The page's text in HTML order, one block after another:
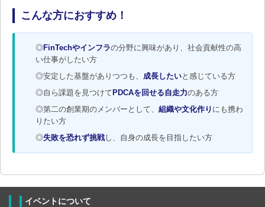
こんな方におすすめ！
◎FinTechやインフラの分野に興味があり、社会貢献性の高
い仕事がしたい方
◎安定した基盤がありつつも、 成長したいと感じている方
◎自ら課題を見つけて PDCAを回せる自走力のある方
◎第二の創業期のメンバーとして、 組織や文化作り にも携わ
りたい方
◎失敗を恐れず挑戦し、自身の成長を目指したい方
イベントについて